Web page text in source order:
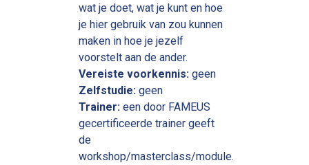
wat je doet, wat je kunt en hoe
je hier gebruik van zou kunnen
maken in hoe je jezelf
voorstelt aan de ander.
Vereiste voorkennis: geen
Zelfstudie: geen
Trainer: een door FAMEUS
gecertificeerde trainer geeft
de
workshop/masterclass/module.